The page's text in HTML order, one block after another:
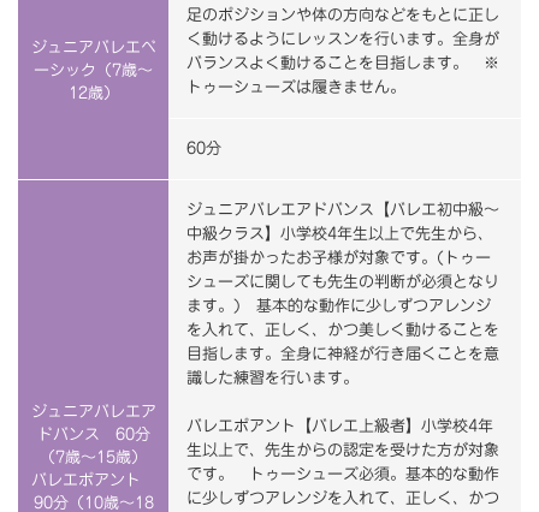
ジュニアバレエベ
ーシック（7歳～
12歳）
足のポジションや体の方向などをもとに正し
く動けるようにレッスンを行います。全身が
バランスよく動けることを目指します。 ※
トゥーシューズは履きません。
60分
ジュニアバレエア
ドバンス 60分
（7歳～15歳）
バレエポアント
90分（10歳～18
ジュニアバレエアドバンス【バレエ初中級～
中級クラス】小学校4年生以上で先生から、
お声が掛かったお子様が対象です。(トゥー
シューズに関しても先生の判断が必須となり
ます。) 基本的な動作に少しずつアレンジ
を入れて、正しく、かつ美しく動けることを
目指します。全身に神経が行き届くことを意
識した練習を行います。
バレエポアント【バレエ上級者】小学校4年
生以上で、先生からの認定を受けた方が対象
です。 トゥーシューズ必須。基本的な動作
に少しずつアレンジを入れて、正しく、かつ